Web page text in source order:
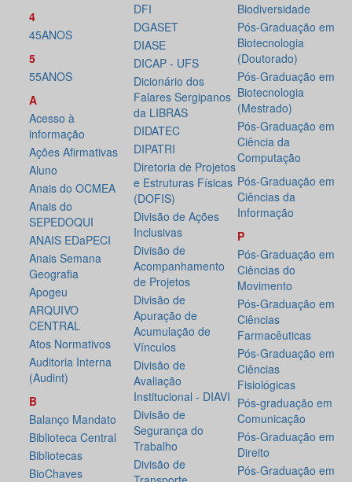
4
45ANOS
5
55ANOS
A
Acesso à
informação
Ações Afirmativas
Aluno
Anais do OCMEA
Anais do
SEPEDOQUI
ANAIS EDaPECI
Anais Semana
Geografia
Apogeu
ARQUIVO
CENTRAL
Atos Normativos
Auditoria Interna
(Audint)
B
Balanço Mandato
Biblioteca Central
Bibliotecas
BioChaves
DFI
DGASET
DIASE
DICAP - UFS
Dicionário dos
Falares Sergipanos
da LIBRAS
DIDATEC
DIPATRI
Diretoria de Projetos
e Estruturas Físicas
(DOFIS)
Divisão de Ações
Inclusivas
Divisão de
Acompanhamento
de Projetos
Divisão de
Apuração de
Acumulação de
Vínculos
Divisão de
Avaliação
Institucional - DIAVI
Divisão de
Segurança do
Trabalho
Divisão de
Biodiversidade
Pós-Graduação em
Biotecnologia
(Doutorado)
Pós-Graduação em
Biotecnologia
(Mestrado)
Pós-Graduação em
Ciência da
Computação
Pós-Graduação em
Ciências da
Informação
P
Pós-Graduação em
Ciências do
Movimento
Pós-Graduação em
Ciências
Farmacêuticas
Pós-Graduação em
Ciências
Fisiológicas
Pós-graduação em
Comunicação
Pós-Graduação em
Direito
Pós-Graduação em